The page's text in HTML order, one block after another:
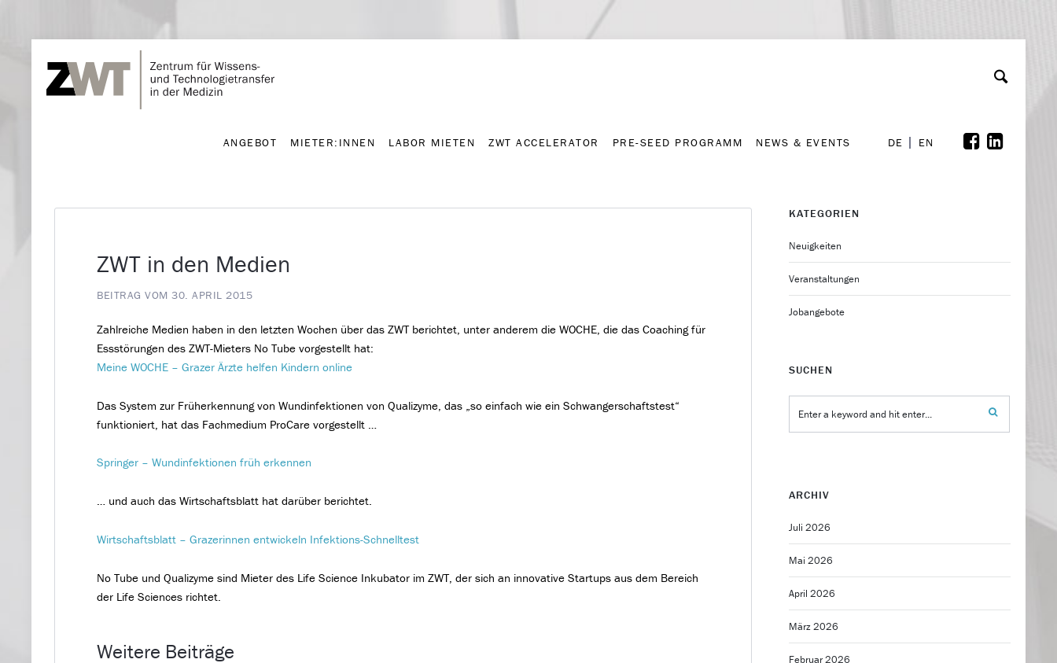
ANGEBOT
ANGEBOT MIETER:INNEN LABOR MIETEN ZWT ACCELERATOR PRE-SEED PROGRAMM NEWS & EVENTS DE EN
ZWT in den Medien
BEITRAG VOM 30. APRIL 2015
Zahlreiche Medien haben in den letzten Wochen über das ZWT berichtet, unter anderem die WOCHE, die das Coaching für
Essstörungen des ZWT-Mieters No Tube vorgestellt hat:
Meine WOCHE – Grazer Ärzte helfen Kindern online
Das System zur Früherkennung von Wundinfektionen von Qualizyme, das „so einfach wie ein Schwangerschaftstest“
funktioniert, hat das Fachmedium ProCare vorgestellt …
Springer – Wundinfektionen früh erkennen
… und auch das Wirtschaftsblatt hat darüber berichtet.
Wirtschaftsblatt – Grazerinnen entwickeln Infektions-Schnelltest
No Tube und Qualizyme sind Mieter des Life Science Inkubator im ZWT, der sich an innovative Startups aus dem Bereich
der Life Sciences richtet.
Weitere Beiträge
KATEGORIEN
Neuigkeiten
Veranstaltungen
Jobangebote
SUCHEN
ARCHIV
Juli 2026
Mai 2026
April 2026
März 2026
Februar 2026